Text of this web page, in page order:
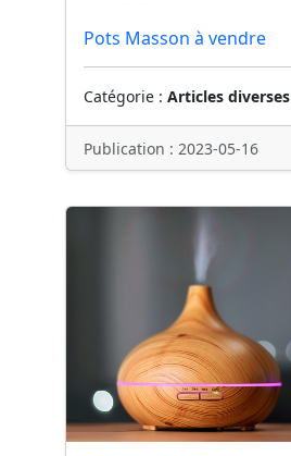
Pots Masson à vendre
Catégorie : Articles diverses
Publication : 2023-05-16